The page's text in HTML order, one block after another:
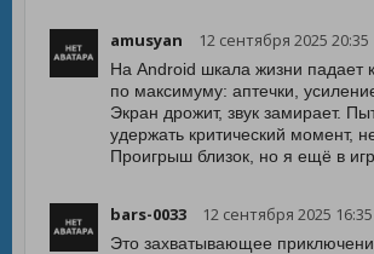
amusyan 12 сентября 2025 20:35
На Android шкала жизни падает
по максимуму: аптечки,
Экран дрожит, звук замирает.
удержать критический момент,
Проигрыш близок, но я ещё в
bars-0033 12 сентября 2025 16:35
Это захватывающее